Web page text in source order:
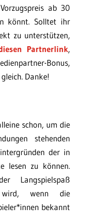
ab 30
könnt. Solltet ihr
zu unterstützen,
Partnerlink,
Bonus,
Danke!
schon, um die
stehenden
der in
lesen zu können.
Langspielspaß
wird, wenn die
bekannt